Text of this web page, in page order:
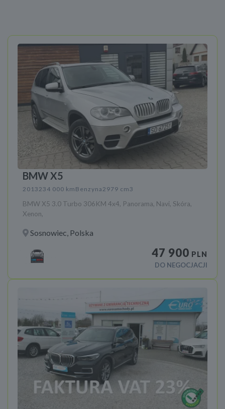
BMW X5
2013234 000 km Benzyna2979 cm3
BMW X5 3.0 Turbo 306KM 4x4, Panorama, Navi, Skóra,
Xenon,
Sosnowiec, Polska
47 900 PLN
DO NEGOCJACJI